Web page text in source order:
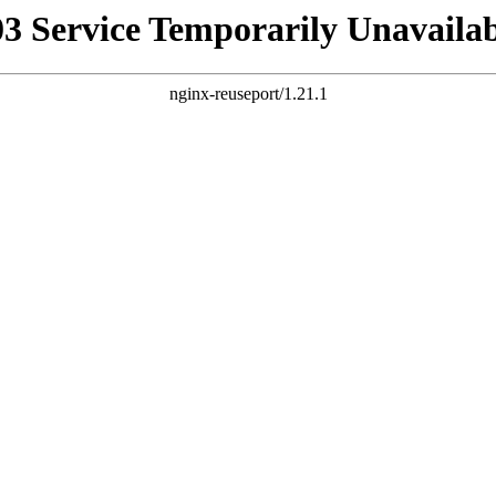
Service Temporarily
nginx-reuseport/1.21.1